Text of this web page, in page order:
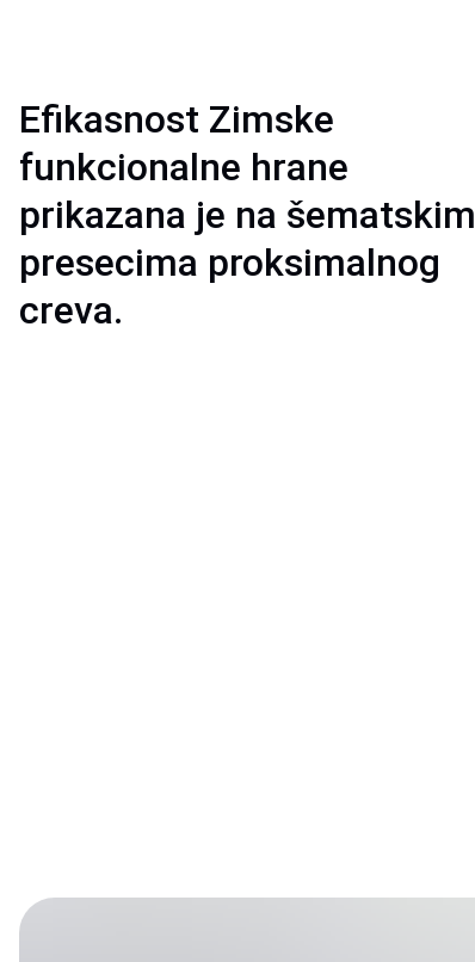
Efikasnost Zimske
funkcionalne hrane
prikazana je na šematskim
presecima proksimalnog
creva.